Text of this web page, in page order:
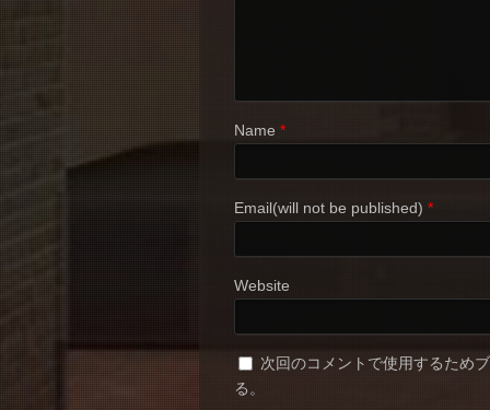
Name *
Email(will not be published) *
Website
次回のコメントで使用するため
る。